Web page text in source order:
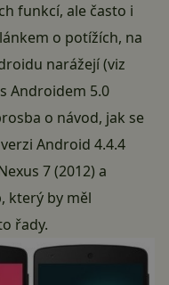
funkcí, ale často i
o potížích, na
narážejí (viz
Androidem 5.0
o návod, jak se
Android 4.4.4
7 (2012) a
který by měl
řady.